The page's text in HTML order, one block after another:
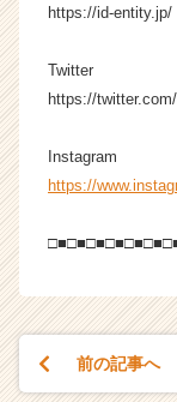
https://id-entity.jp/
Twitter
https://
Instagram
https://
前の記事へ